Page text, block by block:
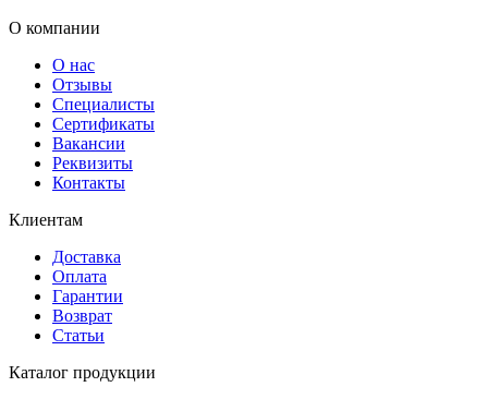
О компании
О нас
Отзывы
Специалисты
Сертификаты
Вакансии
Реквизиты
Контакты
Клиентам
Доставка
Оплата
Гарантии
Возврат
Статьи
Каталог продукции